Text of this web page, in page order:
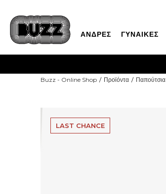
ΑΝΔΡΕΣ ΓΥΝΑΙΚΕΣ
Buzz - Online Shop Προϊόντα Παπούτσια
LAST CHANCE